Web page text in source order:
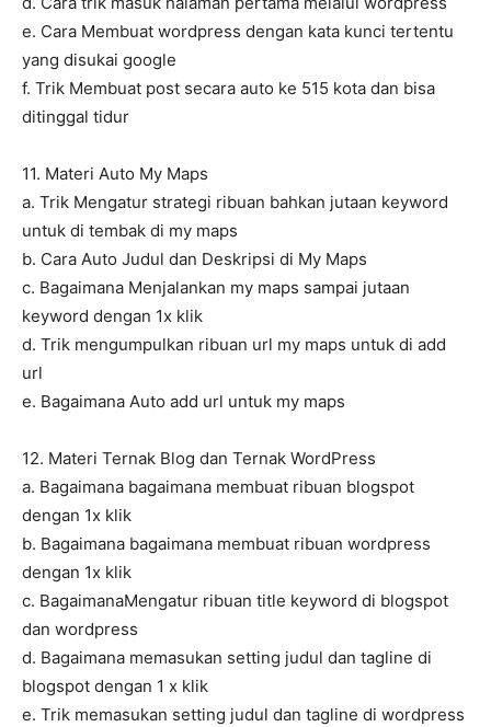
e. Cara Membuat wordpress dengan kata kunci tertentu
yang disukai google
f. Trik Membuat post secara auto ke 515 kota dan bisa
ditinggal tidur
11. Materi Auto My Maps
a. Trik Mengatur strategi ribuan bahkan jutaan keyword
untuk di tembak di my maps
b. Cara Auto Judul dan Deskripsi di My Maps
c. Bagaimana Menjalankan my maps sampai jutaan
keyword dengan 1x klik
d. Trik mengumpulkan ribuan url my maps untuk di add
url
e. Bagaimana Auto add url untuk my maps
12. Materi Ternak Blog dan Ternak WordPress
a. Bagaimana bagaimana membuat ribuan blogspot
dengan 1x klik
b. Bagaimana bagaimana membuat ribuan wordpress
dengan 1x klik
c. BagaimanaMengatur ribuan title keyword di blogspot
dan wordpress
d. Bagaimana memasukan setting judul dan tagline di
blogspot dengan 1 x klik
e. Trik memasukan setting judul dan tagline di wordpress